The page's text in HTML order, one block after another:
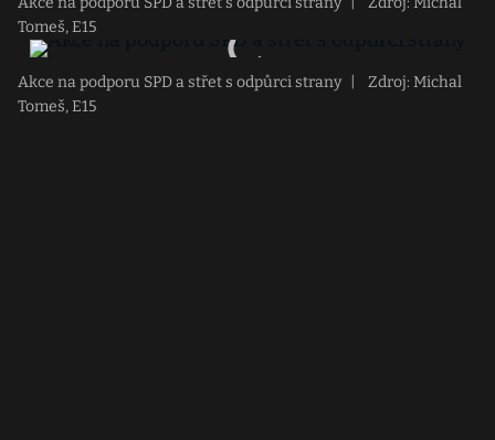
Tomeš, E15
Akce na podporu SPD a střet s odpůrci strany
Zdroj: Michal
Tomeš, E15